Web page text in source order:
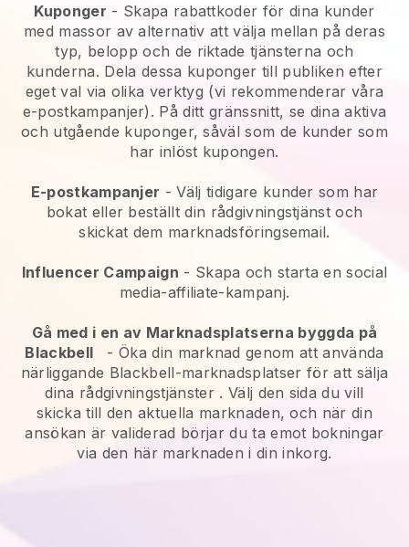
Kuponger - Skapa rabattkoder för dina kunder
med massor av alternativ att välja mellan på deras
typ, belopp och de riktade tjänsterna och
kunderna. Dela dessa kuponger till publiken efter
eget val via olika verktyg (vi rekommenderar våra
e-postkampanjer). På ditt gränssnitt, se dina aktiva
och utgående kuponger, såväl som de kunder som
har inlöst kupongen.
E-postkampanjer -Välj tidigare kunder som har
bokat eller beställt din rådgivningstjänst och
skickat dem marknadsföringsemail.
Influencer Campaign - Skapa och starta en social
media-affiliate-kampanj.
Gå med i en av Marknadsplatserna byggda på
Blackbell
- Öka din marknad genom att använda
närliggande Blackbell-marknadsplatser för att sälja
dina rådgivningstjänster . Välj den sida du vill
skicka till den aktuella marknaden, och när din
ansökan är validerad börjar du ta emot bokningar
via den här marknaden i din inkorg.